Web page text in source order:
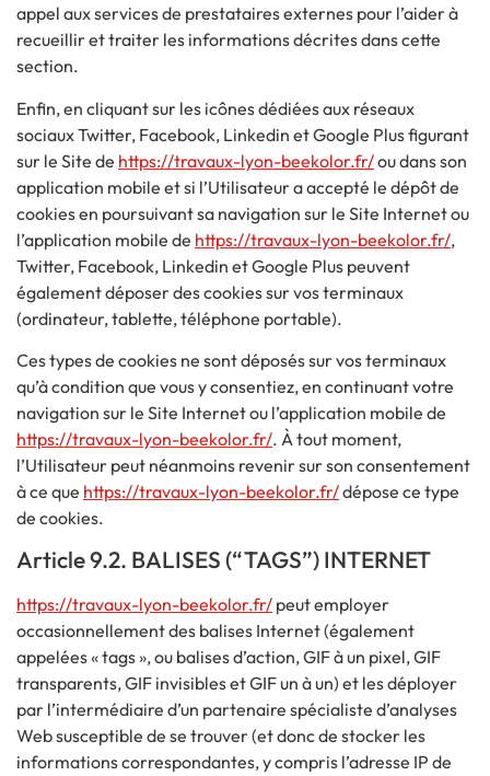
appel aux services de prestataires externes pour l’aider à
recueillir et traiter les informations décrites dans cette
section.
Enfin, en cliquant sur les icônes dédiées aux réseaux
sociaux Twitter, Facebook, Linkedin et Google Plus figurant
sur le Site de https://travaux-lyon-beekolor.fr/ou dans son
application mobile et si l’Utilisateur a accepté le dépôt de
cookies en poursuivant sa navigation sur le Site Internet ou
l’application mobile de https://travaux-lyon-beekolor.fr/,
Twitter, Facebook, Linkedin et Google Plus peuvent
également déposer des cookies sur vos terminaux
(ordinateur, tablette, téléphone portable).
Ces types de cookies ne sont déposés sur vos terminaux
qu’à condition que vous y consentiez, en continuant votre
navigation sur le Site Internet ou l’application mobile de
https://travaux-lyon-beekolor.fr/. À tout moment,
l’Utilisateur peut néanmoins revenir sur son consentement
à ce que https://travaux-lyon-beekolor.fr/dépose ce type
de cookies.
Article 9.2. BALISES (“TAGS”) INTERNET
https://travaux-lyon-beekolor.fr/ peut employer
occasionnellement des balises Internet (également
appelées « tags », ou balises d’action, GIF à un pixel, GIF
transparents, GIF invisibles et GIF un à un) et les déployer
par l’intermédiaire d’un partenaire spécialiste d’analyses
Web susceptible de se trouver (et donc de stocker les
informations correspondantes, y compris l’adresse IP de